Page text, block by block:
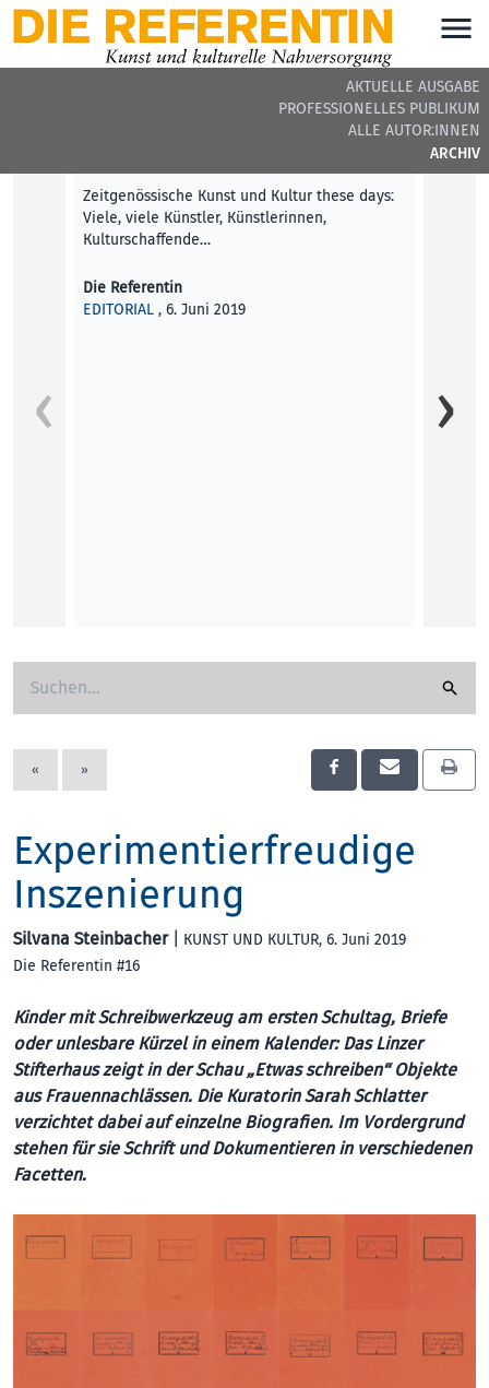
AKTUELLE AUSGABE
PROFESSIONELLES PUBLIKUM
ALLE AUTOR:INNEN
ARCHIV
DIE REFERENTIN #16 - BEITRÄGE DER AUSGABE
Zeitgenössische Kunst und Kultur these days:
Viele, viele Künstler, Künstlerinnen,
Kulturschaffende…
Die Referentin
EDITORIAL , 6. Juni 2019
« »
Experimentierfreudige
Inszenierung
Silvana Steinbacher| KUNST UND KULTUR, 6. Juni 2019
Die Referentin #16
Kinder mit Schreibwerkzeug am ersten Schultag, Briefe
oder unlesbare Kürzel in einem Kalender: Das Linzer
Stifterhaus zeigt in der Schau „Etwas schreiben“ Objekte
aus Frauennachlässen. Die Kuratorin Sarah Schlatter
verzichtet dabei auf einzelne Biografien. Im Vordergrund
stehen für sie Schrift und Dokumentieren in ver­schiedenen
Facetten.